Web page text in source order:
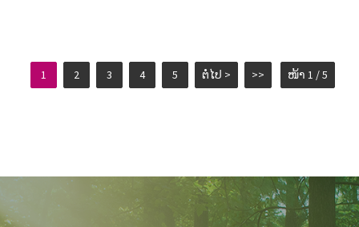
1 2 3 4 5 ຕໍ່ໄປ > >> ໜ້າ 1 / 5